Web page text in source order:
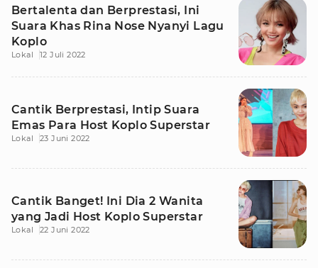
Bertalenta dan Berprestasi, Ini
Suara Khas Rina Nose Nyanyi Lagu
Koplo
Lokal 12 Juli 2022
Cantik Berprestasi, Intip Suara
Emas Para Host Koplo Superstar
Lokal 23 Juni 2022
Cantik Banget! Ini Dia 2 Wanita
yang Jadi Host Koplo Superstar
Lokal 22 Juni 2022